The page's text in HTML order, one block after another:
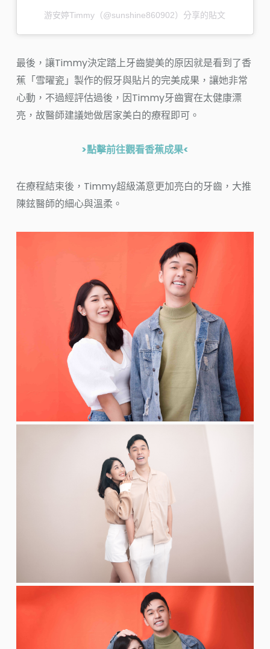
游安婷Timmy（@sunshine860902）分享的貼文
最後，讓Timmy決定踏上牙齒變美的原因就是看到了香
蕉「雪曜瓷」製作的假牙與貼片的完美成果，讓她非常
心動，不過經評估過後，因Timmy牙齒實在太健康漂
亮，故醫師建議她做居家美白的療程即可。
>點擊前往觀看香蕉成果<
在療程結束後，Timmy超級滿意更加亮白的牙齒，大推
陳鉉醫師的細心與溫柔。​